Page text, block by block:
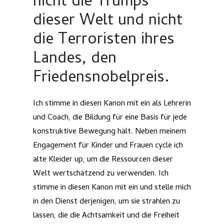
dieser Welt und nicht
die Terroristen ihres
Landes, den
Friedensnobelpreis.
Ich stimme in diesen Kanon mit ein als Lehrerin
und Coach, die Bildung für eine Basis für jede
konstruktive Bewegung hält. Neben meinem
Engagement für Kinder und Frauen cycle ich
alte Kleider up, um die Ressourcen dieser
Welt wertschätzend zu verwenden. Ich
stimme in diesen Kanon mit ein und stelle mich
in den Dienst derjenigen, um sie strahlen zu
lassen, die die Achtsamkeit und die Freiheit